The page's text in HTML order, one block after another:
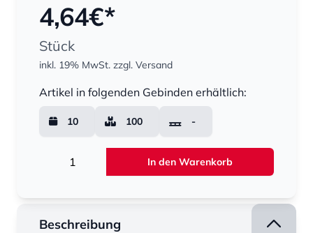
4,64€*
Stück
inkl. 19% MwSt. zzgl. Versand
Artikel in folgenden Gebinden erhältlich:
10 100 -
In den Warenkorb
Beschreibung